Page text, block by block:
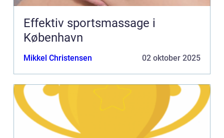
Effektiv sportsmassage i
København
Mikkel Christensen 02 oktober 2025